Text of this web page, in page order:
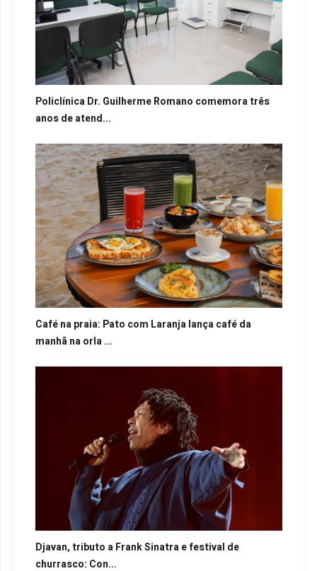
Policlínica Dr. Guilherme Romano comemora três
anos de atend...
Café na praia: Pato com Laranja lança café da
manhã na orla ...
Djavan, tributo a Frank Sinatra e festival de
churrasco: Con...